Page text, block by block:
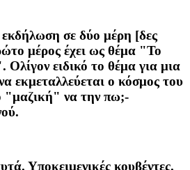
σε δύο μέρη [δες
μέρος έχει ως θέμα "Το
ειδικό το θέμα για μια
εκμεταλλεύεται ο κόσμος του
"μαζική" να την πω;-
Υποκειμενικές κουβέντες.